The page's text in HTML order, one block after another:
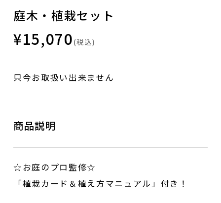
庭木・植栽セット
¥15,070(税込)
只今お取扱い出来ません
商品説明
☆お庭のプロ監修☆
「植栽カード＆植え方マニュアル」付き！